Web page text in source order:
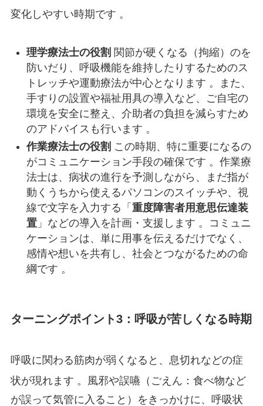
変化しやすい時期です 。
理学療法士の役割 関節が硬くなる（拘縮）のを
防いだり、呼吸機能を維持したりするためのス
トレッチや運動療法が中心となります 。また、
手すりの設置や福祉用具の導入など、ご自宅の
環境を安全に整え、介助者の負担を減らすため
のアドバイスも行います 。
作業療法士の役割 この時期、特に重要になるの
がコミュニケーション手段の確保です 。作業療
法士は、病状の進行を予測しながら、まだ指が
動くうちから使えるパソコンのスイッチや、視
線で文字を入力する「 重度障害者用意思伝達装
置」などの導入を計画・支援します 。コミュニ
ケーションは、単に用事を伝えるだけでなく、
感情や想いを共有し、社会とつながるための命
綱です 。
ターニングポイント3：呼吸が苦しくなる時期
呼吸に関わる筋肉が弱くなると、息切れなどの症
状が現れます 。風邪や誤嚥（ごえん：食べ物など
が誤って気管に入ること）をきっかけに、呼吸状